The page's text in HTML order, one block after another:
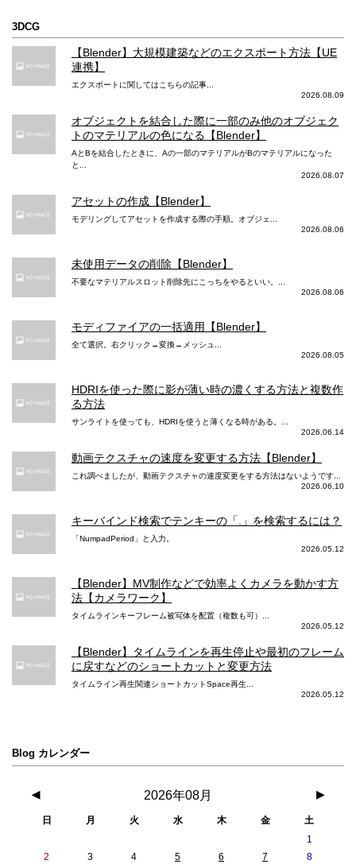
3DCG
【Blender】大規模建築などのエクスポート方法【UE
連携】
エクスポートに関してはこちらの記事...
2026.08.09
オブジェクトを結合した際に一部のみ他のオブジェク
トのマテリアルの色になる【Blender】
AとBを結合したときに、Aの一部のマテリアルがBのマテリアルになった
と...
2026.08.07
アセットの作成【Blender】
モデリングしてアセットを作成する際の手順。オブジェ...
2026.08.06
未使用データの削除【Blender】
不要なマテリアルスロット削除先にこっちをやるといい。...
2026.08.06
モディファイアの一括適用【Blender】
全て選択。右クリック→変換→メッシュ...
2026.08.05
HDRIを使った際に影が薄い時の濃くする方法と複数作
る方法
サンライトを使っても、HDRIを使うと薄くなる時がある。...
2026.06.14
動画テクスチャの速度を変更する方法【Blender】
これ調べましたが、動画テクスチャの速度変更をする方法はないようです...
2026.06.10
キーバインド検索でテンキーの「.」を検索するには？
「NumpadPeriod」と入力。
2026.05.12
【Blender】MV制作などで効率よくカメラを動かす方
法【カメラワーク】
タイムラインキーフレーム被写体を配置（複数も可）...
2026.05.12
【Blender】タイムラインを再生停止や最初のフレーム
に戻すなどのショートカットと変更方法
タイムライン再生関連ショートカットSpace再生...
2026.05.12
Blog カレンダー
2026年08月
◀ ▶
日 月 火 水 木 金
土
1
2
3 4 5 6 7
8